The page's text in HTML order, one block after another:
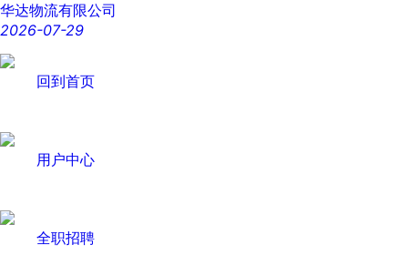
华达物流有限公司
2026-07-29
回到首页
用户中心
全职招聘